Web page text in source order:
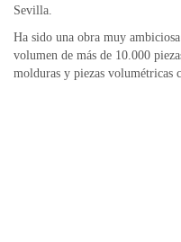
Sevilla.
Ha sido una obra muy
volumen de más de 10.000
molduras y piezas volumétricas